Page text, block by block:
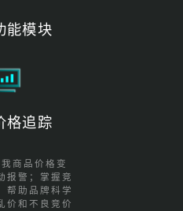
能模块
格追踪
商品价格变
报警；掌握竞
帮助品牌科学
价和不良竞价